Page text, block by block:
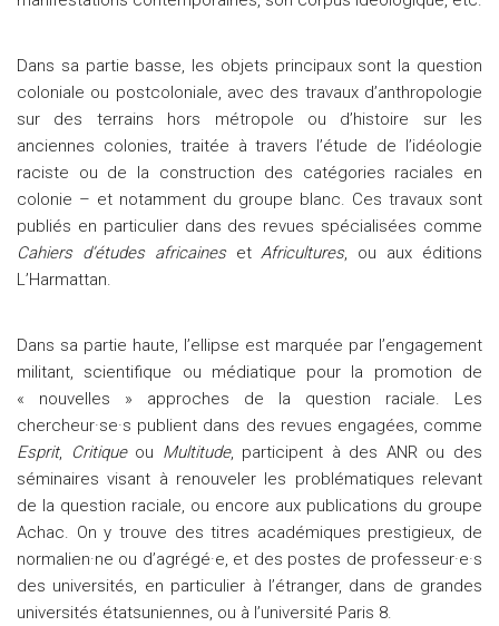
Dans sa partie basse, les objets principaux sont la question
coloniale ou postcoloniale, avec des travaux d’anthropologie
sur des terrains hors métropole ou d’histoire sur les
anciennes colonies, traitée à travers l’étude de l’idéologie
raciste ou de la construction des catégories raciales en
colonie – et notamment du groupe blanc. Ces travaux sont
publiés en particulier dans des revues spécialisées comme
Cahiers d’études africaines etAfricultures, ou aux éditions
L’Harmattan.
Dans sa partie haute, l’ellipse est marquée par l’engagement
militant, scientifique ou médiatique pour la promotion de
« nouvelles » approches de la question raciale. Les
chercheur·se·s publient dans des revues engagées, comme
Esprit, Critiqueou Multitude, participent à des ANR ou des
séminaires visant à renouveler les problématiques relevant
de la question raciale, ou encore aux publications du groupe
Achac. On y trouve des titres académiques prestigieux, de
normalien·ne ou d’agrégé·e, et des postes de professeur·e·s
des universités, en particulier à l’étranger, dans de grandes
universités étatsuniennes, ou à l’université Paris 8.